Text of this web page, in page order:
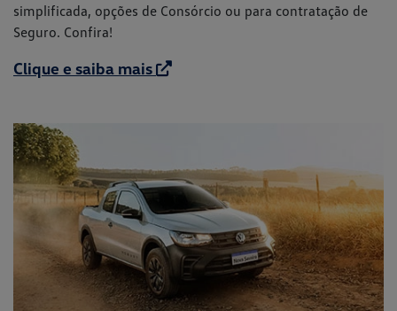
simplificada, opções de Consórcio ou para contratação de
Seguro. Confira!
Clique e saiba mais